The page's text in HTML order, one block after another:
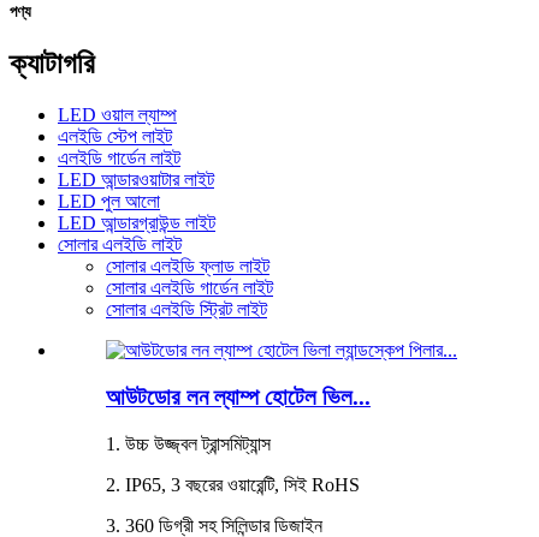
পণ্য
ক্যাটাগরি
LED ওয়াল ল্যাম্প
এলইডি স্টেপ লাইট
এলইডি গার্ডেন লাইট
LED আন্ডারওয়াটার লাইট
LED পুল আলো
LED আন্ডারগ্রাউন্ড লাইট
সোলার এলইডি লাইট
সোলার এলইডি ফ্লাড লাইট
সোলার এলইডি গার্ডেন লাইট
সোলার এলইডি স্ট্রিট লাইট
আউটডোর লন ল্যাম্প হোটেল ভিল...
1. উচ্চ উজ্জ্বল ট্রান্সমিট্যান্স
2. IP65, 3 বছরের ওয়ারেন্টি, সিই RoHS
3. 360 ডিগ্রী সহ সিলিন্ডার ডিজাইন